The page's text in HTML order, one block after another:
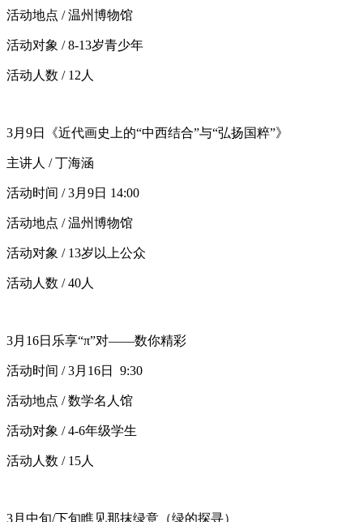
活动地点 / 温州博物馆
活动对象 / 8-13岁青少年
活动人数 / 12人
3月9日《近代画史上的“中西结合”与“弘扬国粹”》
主讲人 / 丁海涵
活动时间 / 3月9日 14:00
活动地点 / 温州博物馆
活动对象 / 13岁以上公众
活动人数 / 40人
3月16日乐享“π”对——数你精彩
活动时间 / 3月16日 9:30
活动地点 / 数学名人馆
活动对象 / 4-6年级学生
活动人数 / 15人
3月中旬/下旬瞧见那抹绿意（绿的探寻）